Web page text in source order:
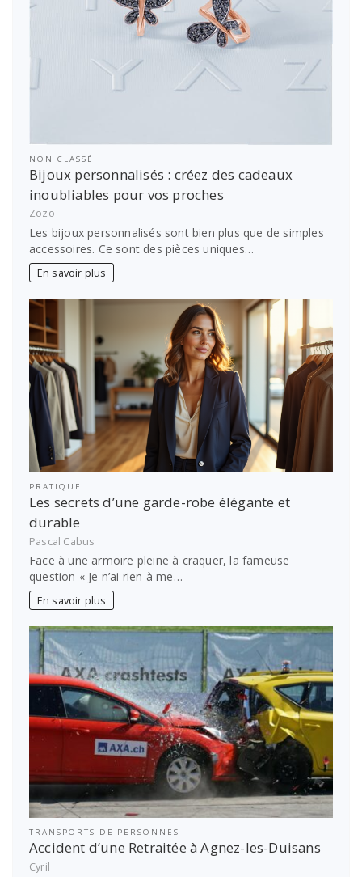
NON CLASSÉ
Bijoux personnalisés : créez des cadeaux
inoubliables pour vos proches
Zozo
Les bijoux personnalisés sont bien plus que de simples
accessoires. Ce sont des pièces uniques…
En savoir plus
PRATIQUE
Les secrets d’une garde-robe élégante et
durable
Pascal Cabus
Face à une armoire pleine à craquer, la fameuse
question « Je n’ai rien à me…
En savoir plus
TRANSPORTS DE PERSONNES
Accident d’une Retraitée à Agnez-les-Duisans
Cyril